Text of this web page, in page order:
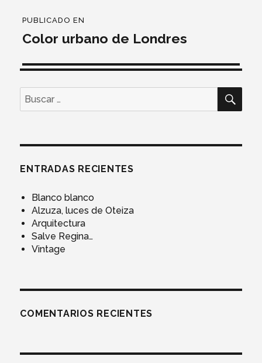
de
entradas
PUBLICADO EN
Color urbano de Londres
por:
ENTRADAS RECIENTES
Blanco blanco
Alzuza, luces de Oteiza
Arquitectura
Salve Regina…
Vintage
COMENTARIOS RECIENTES